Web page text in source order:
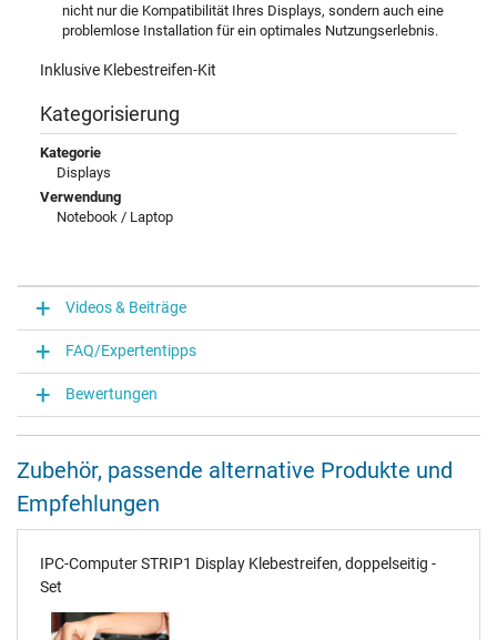
nicht nur die Kompatibilität Ihres Displays, sondern auch eine
problemlose Installation für ein optimales Nutzungserlebnis.
Inklusive Klebestreifen-Kit
Kategorisierung
Kategorie
Displays
Verwendung
Notebook / Laptop
Videos & Beiträge
FAQ/Expertentipps
Bewertungen
Zubehör, passende alternative Produkte und
Empfehlungen
IPC-Computer STRIP1 Display Klebestreifen, doppelseitig -
Set